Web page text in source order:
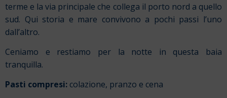
terme e la via principale che collega il porto nord a quello
sud. Qui storia e mare convivono a pochi passi l’uno
dall’altro.
Ceniamo e restiamo per la notte in questa baia
tranquilla.
Pasti compresi: colazione, pranzo e cena